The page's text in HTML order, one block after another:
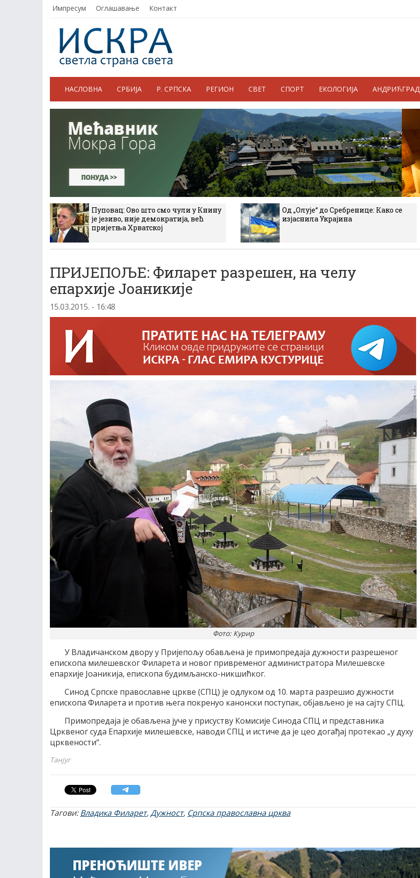
Импресум Оглашавање Контакт
НАСЛОВНА СРБИЈА Р. СРПСКА РЕГИОН СВЕТ СПОРТ ЕКОЛОГИЈА АНДРИЋГРАД
Пуповац: Ово што смо чули у Книну
је језиво, није демократија, већ
пријетња Хрватској
Од „Олује“ до Сребренице: Како се
изјаснила Украјина
ПРИЈЕПОЉЕ: Филарет разрешен, на челу
епархије Јоаникије
15.03.2015. - 16:48
Фото: Курир
У Владичанском двору у Пријепољу обављена је примопредаја дужности разрешеног
епископа милешевског Филарета и новог привременог администратора Милешевске
епархије Јоаникија, епископа будимљанско-никшићког.
Синод Српске православне цркве (СПЦ) је одлуком од 10. марта разрешио дужности
епископа Филарета и против њега покренуо канонски поступак, објављено је на сајту СПЦ.
Примопредаја је обављена јуче у присуству Комисије Синода СПЦ и представника
Црквеног суда Епархије милешевске, наводи СПЦ и истиче да је цео догађај протекао „у духу
црквености“.
Танјуг
Тагови:Владика Филарет,Дужност, Српска православна црква